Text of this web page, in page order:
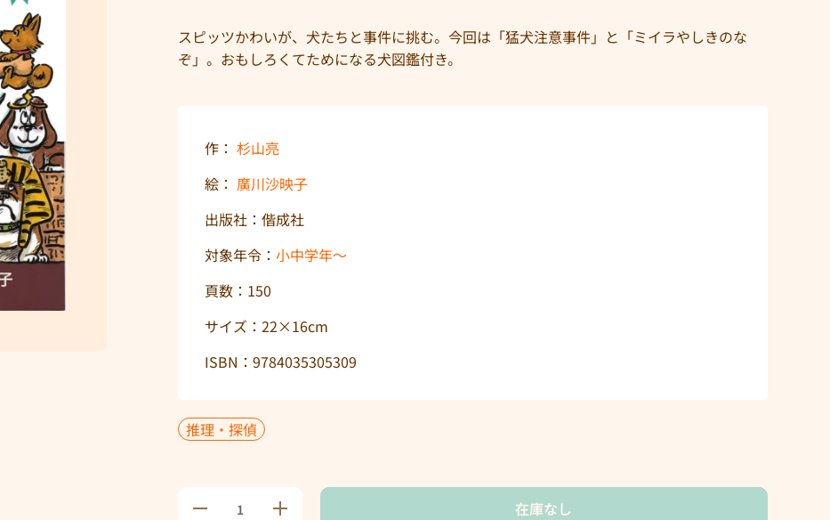
スピッツかわいが、犬たちと事件に挑む。今回は「猛犬注意事件」と「ミイラやしきのな
ぞ」。おもしろくてためになる犬図鑑付き。
作： 杉山亮
絵： 廣川沙映子
出版社：偕成社
対象年令： 小中学年〜
頁数：150
サイズ：22×16cm
ISBN：9784035305309
推理・探偵
わん
わん
在庫なし